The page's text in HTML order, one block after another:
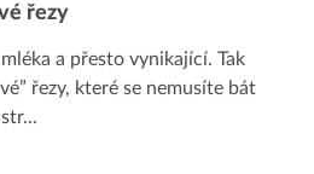
řezy
a přesto vynikající. Tak
řezy, které se nemusíte bát
...